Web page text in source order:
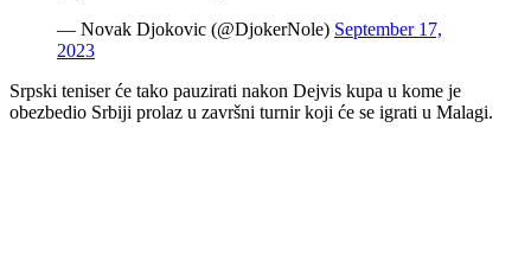
— Novak Djokovic (@DjokerNole) September 17,
2023
Srpski teniser će tako pauzirati nakon Dejvis kupa u kome je
obezbedio Srbiji prolaz u završni turnir koji će se igrati u Malagi.